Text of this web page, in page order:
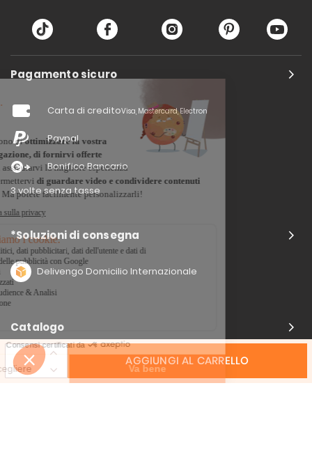
AGGIUNGI AL CARRELLO
Pagamento sicuro
Carta di creditoVisa, Mastercard, Electron
Paypal
Bonifico Bancario
3 volte senza tasse
*Soluzioni di consegna
Delivengo Domicilio Internazionale
Catalogo